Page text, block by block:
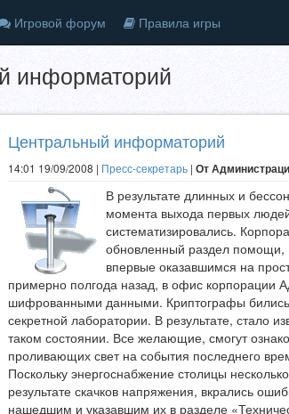
Игровой форум Правила игры
информаторий
Центральный информаторий
14:01 19/09/2008 | Пресс-секретарь | От
В результате длинных и
момента выхода первых
систематизировались.
обновленный раздел помощи,
впервые оказавшимся на
примерно полгода назад, в офис корпорации
шифрованными данными. Криптографы
секретной лаборатории. В результате, стало
таком состоянии. Все желающие, смогут
проливающих свет на события последнего
Поскольку энергоснабжение столицы
результате скачков напряжения, вкрались
нашедшим и указавшим их в разделе